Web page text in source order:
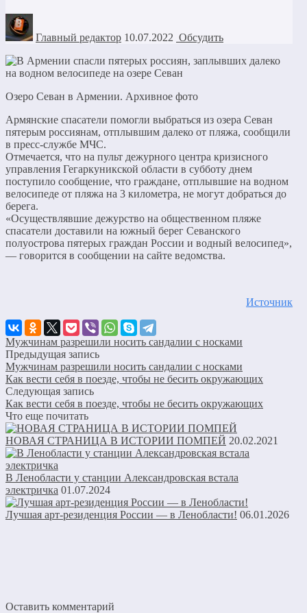
Главный редактор 10.07.2022 Обсудить
Озеро Севан в Армении. Архивное фото
Армянские спасатели помогли выбраться из озера Севан
пятерым россиянам, отплывшим далеко от пляжа, сообщили
в пресс-службе МЧС.
Отмечается, что на пульт дежурного центра кризисного
управления Гегаркуникской области в субботу днем
поступило сообщение, что граждане, отплывшие на водном
велосипеде от пляжа на 3 километра, не могут добраться до
берега.
«Осуществлявшие дежурство на общественном пляже
спасатели доставили на южный берег Севанского
полуострова пятерых граждан России и водный велосипед»,
— говорится в сообщении на сайте ведомства.
Источник
Мужчинам разрешили носить сандалии с носками
Предыдущая запись
Мужчинам разрешили носить сандалии с носками
Как вести себя в поезде, чтобы не бесить окружающих
Следующая запись
Как вести себя в поезде, чтобы не бесить окружающих
Что еще почитать
НОВАЯ СТРАНИЦА В ИСТОРИИ ПОМПЕЙ 20.02.2021
В Ленобласти у станции Александровская встала
электричка 01.07.2024
Лучшая арт-резиденция России — в Ленобласти! 06.01.2026
Оставить комментарий